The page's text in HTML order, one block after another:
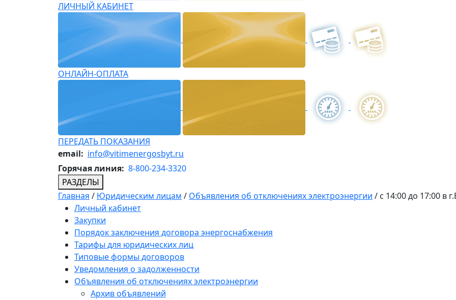
ЛИЧНЫЙ КАБИНЕТ
ОНЛАЙН-ОПЛАТА
ПЕРЕДАТЬ ПОКАЗАНИЯ
email: info@vitimenergosbyt.ru
Горячая линия: 8-800-234-3320
РАЗДЕЛЫ
Главная / Юридическим лицам / Объявления об отключениях электроэнергии / с 14:00 до 17:00 в
Личный кабинет
Закупки
Порядок заключения договора энергоснабжения
Тарифы для юридических лиц
Типовые формы договоров
Уведомления о задолженности
Объявления об отключениях электроэнергии
Архив объявлений